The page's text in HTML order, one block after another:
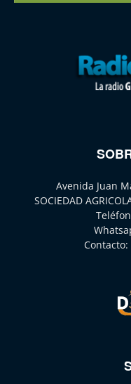
Avenida Juan
SOCIEDAD
Contacto: